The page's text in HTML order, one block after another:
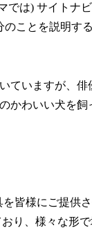
では) サイトナ
ことを説明す
ていますが、
かわいい犬を
皆様にご提供
り、様々な形